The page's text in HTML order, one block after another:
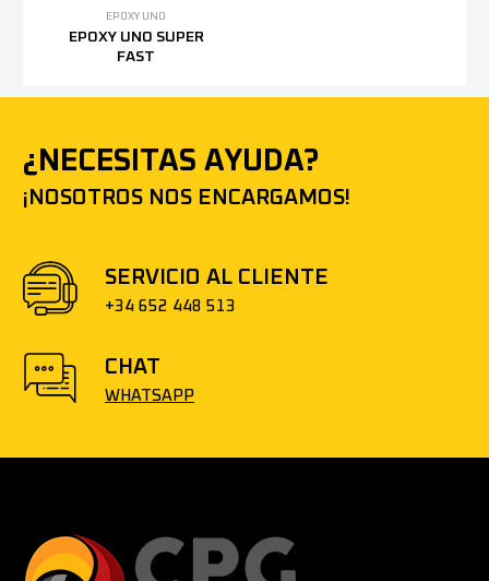
EPOXY UNO
EPOXY UNO SUPER
FAST
¿NECESITAS AYUDA?
¡NOSOTROS NOS ENCARGAMOS!
SERVICIO AL CLIENTE
+34 652 448 513
CHAT
WHATSAPP